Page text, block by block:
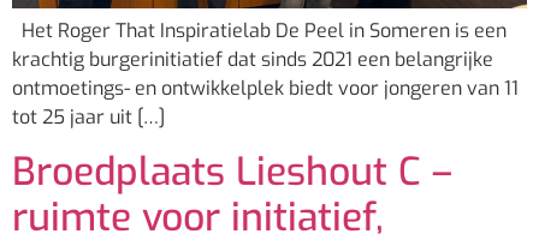
Het Roger That Inspiratielab De Peel in Someren is een
krachtig burgerinitiatief dat sinds 2021 een belangrijke
ontmoetings- en ontwikkelplek biedt voor jongeren van 11
tot 25 jaar uit […]
Broedplaats Lieshout C –
ruimte voor initiatief,